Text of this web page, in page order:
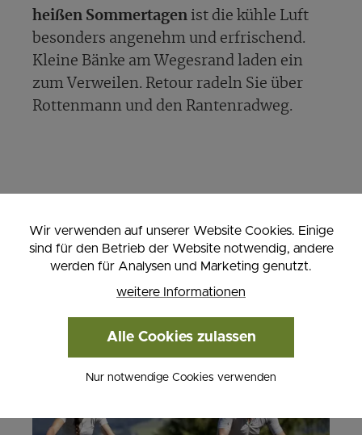
heißen Sommertagen ist die kühle Luft
besonders angenehm und erfrischend.
Kleine Bänke am Wegesrand laden ein
zum Verweilen. Retour radeln Sie über
Rottenmann und den Rantenradweg.
Wir verwenden auf unserer Website Cookies. Einige
sind für den Betrieb der Website notwendig, andere
werden für Analysen und Marketing genutzt.
weitere Informationen
Alle Cookies zulassen
Nur notwendige Cookies verwenden